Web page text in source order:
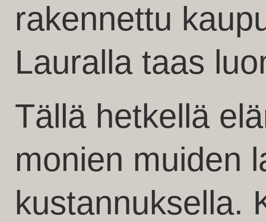
rakennettu
Lauralla taas
Tällä hetkellä
monien muiden
kustannuksella.